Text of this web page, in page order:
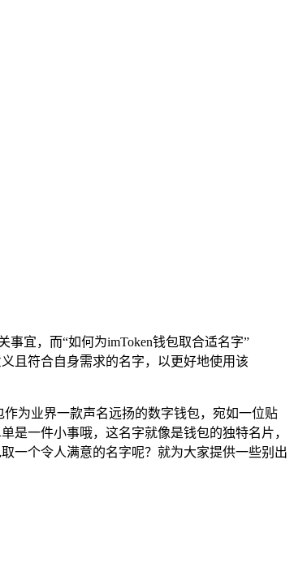
宜，而“如何为imToken钱包取合适名字”
且符合自身需求的名字，以更好地使用该
为业界一款声名远扬的数字钱包，宛如一位贴
是一件小事哦，这名字就像是钱包的独特名片，
一个令人满意的名字呢？就为大家提供一些别出